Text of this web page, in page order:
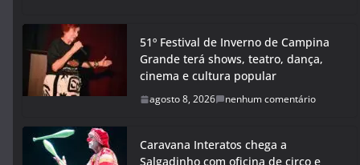
51º Festival de Inverno de Campina
Grande terá shows, teatro, dança,
cinema e cultura popular
agosto 8, 2026 nenhum comentário
Caravana Interatos chega a
Salgadinho com oficina de circo e